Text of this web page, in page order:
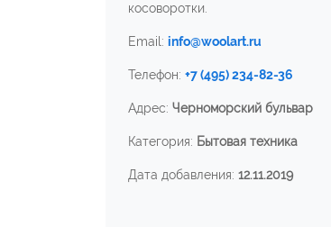
косоворотки.
Email: info@woolart.ru
Телефон: +7 (495) 234-82-36
Адрес: Черноморский бульвар
Категория: Бытовая техника
Дата добавления: 12.11.2019